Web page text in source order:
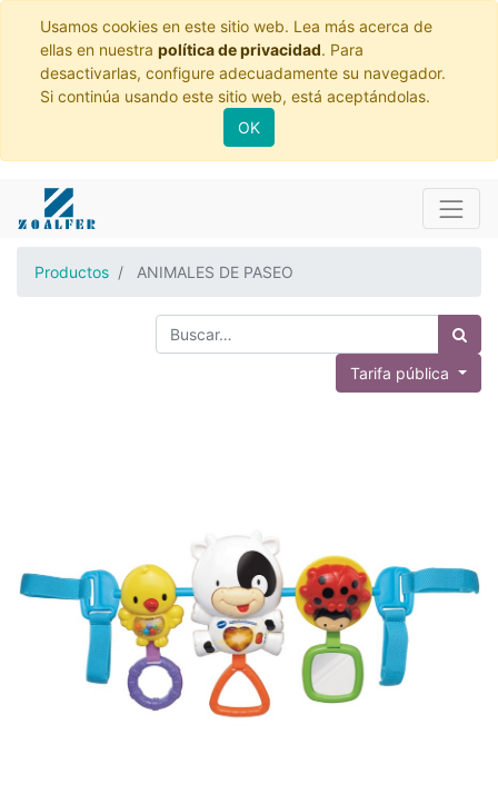
Usamos cookies en este sitio web. Lea más acerca de
ellas en nuestra política de privacidad. Para
desactivarlas, configure adecuadamente su navegador.
Si continúa usando este sitio web, está aceptándolas.
OK
Productos ANIMALES DE PASEO
Tarifa pública